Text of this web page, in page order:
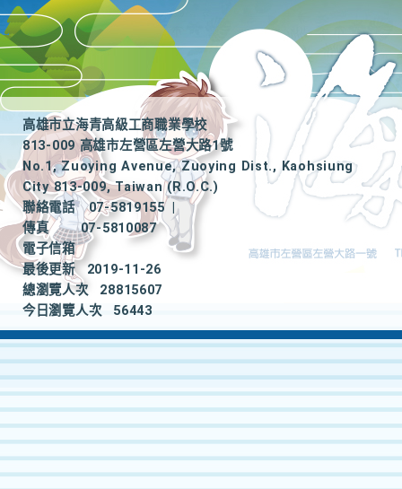
高雄市立海青高級工商職業學校
813-009 高雄市左營區左營大路1號
No.1, Zuoying Avenue, Zuoying Dist., Kaohsiung
City 813-009, Taiwan (R.O.C.)
聯絡電話
07-5819155
|
傳真
07-5810087
電子信箱
最後更新
2019-11-26
總瀏覽人次
28815607
今日瀏覽人次
56443